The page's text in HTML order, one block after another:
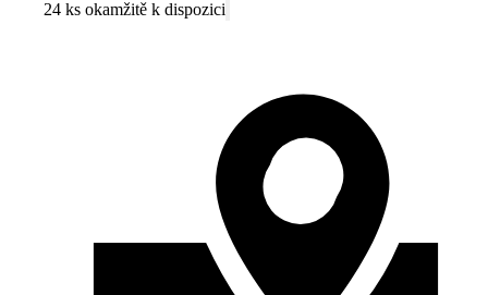
24 ks okamžitě k dispozici